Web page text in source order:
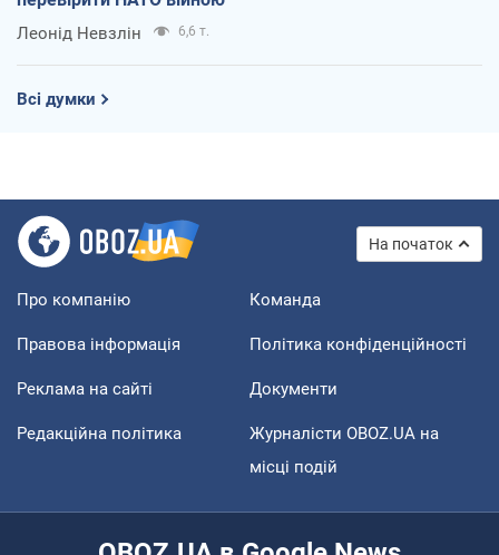
Леонід Невзлін 6,6 т.
Всі думки
На початок
Про компанію Команда
Правова інформація Політика конфіденційності
Реклама на сайті Документи
Редакційна політика
Журналісти OBOZ.UA на
місці подій